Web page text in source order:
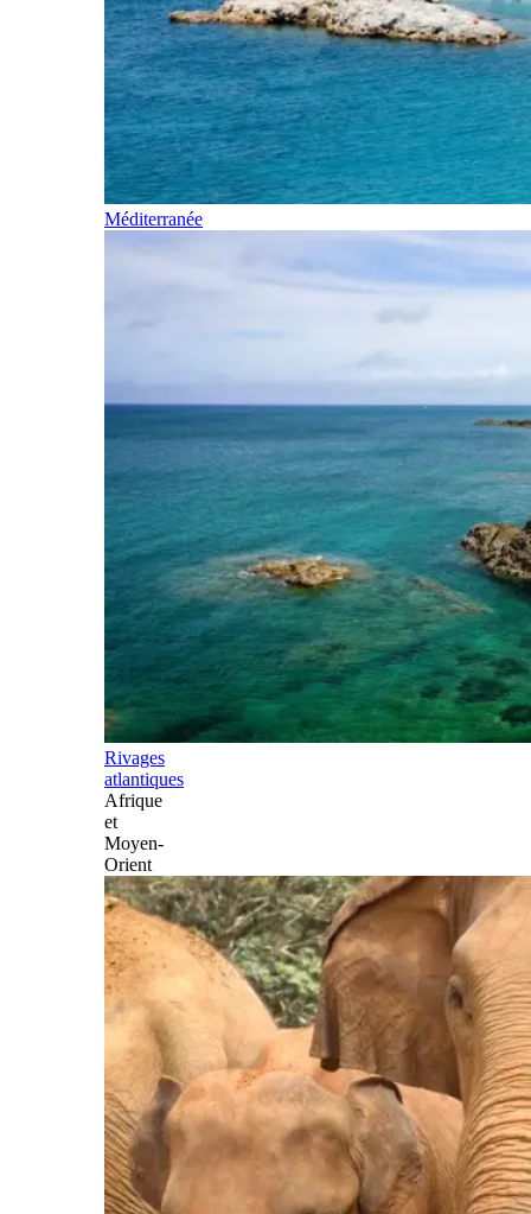
Méditerranée
Rivages
atlantiques
Afrique
et
Moyen-
Orient